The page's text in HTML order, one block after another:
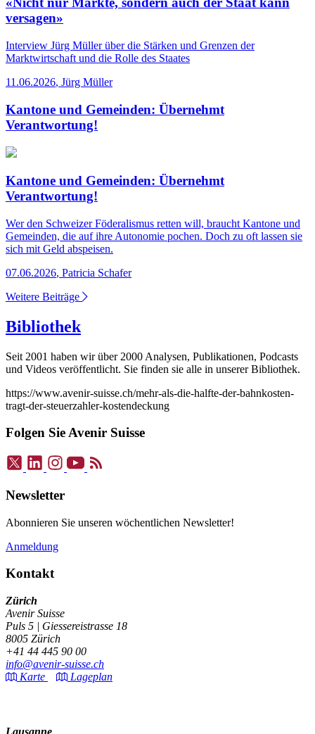
versagen»
Interview Jürg Müller über die Stärken und Grenzen der
Marktwirtschaft und die Rolle des Staates
11.06.2026, Jürg Müller
Kantone und Gemeinden: Übernehmt
Verantwortung!
Kantone und Gemeinden: Übernehmt
Verantwortung!
Wer den Schweizer Föderalismus retten will, braucht Kantone und
Gemeinden, die auf ihre Autonomie pochen. Doch zu oft lassen sie
sich mit Geld abspeisen.
07.06.2026, Patricia Schafer
Weitere Beiträge
Bibliothek
Seit 2001 haben wir über 2000 Analysen, Publikationen, Podcasts
und Videos veröffentlicht. Sie finden sie alle in unserer Bibliothek.
https://www.avenir-suisse.ch/mehr-als-die-halfte-der-bahnkosten-
tragt-der-steuerzahler-kostendeckung
Folgen Sie Avenir Suisse
Newsletter
Abonnieren Sie unseren wöchentlichen Newsletter!
Anmeldung
Kontakt
Zürich
Avenir Suisse
Puls 5 | Giessereistrasse 18
8005 Zürich
+41 44 445 90 00
info@avenir-suisse.ch
Karte
Lageplan
Lausanne